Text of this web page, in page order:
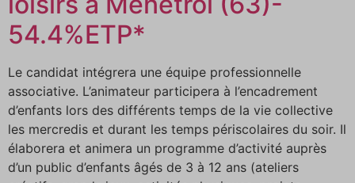
54.4%ETP*
Le candidat intégrera une équipe professionnelle
associative. L’animateur participera à l’encadrement
d’enfants lors des différents temps de la vie collective
les mercredis et durant les temps périscolaires du soir. Il
élaborera et animera un programme d’activité auprès
d’un public d’enfants âgés de 3 à 12 ans (ateliers